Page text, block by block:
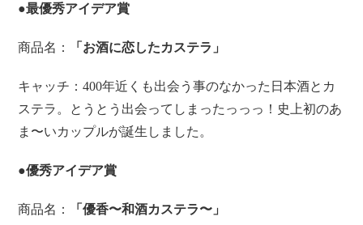
●最優秀アイデア賞
商品名： 「お酒に恋したカステラ」
キャッチ：400年近くも出会う事のなかった日本酒とカ
ステラ。とうとう出会ってしまったっっっ！史上初のあ
ま〜いカップルが誕生しました。
●優秀アイデア賞
商品名： 「優香〜和酒カステラ〜」